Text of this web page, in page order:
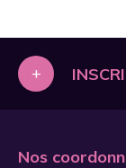
+
Nos